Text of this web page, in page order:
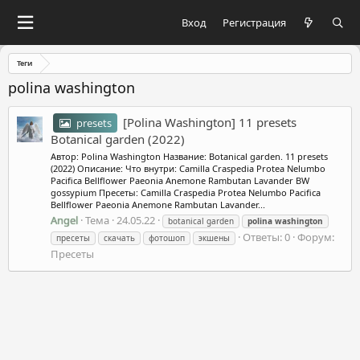
Вход Регистрация
Теги
polina washington
presets
[Polina Washington] 11 presets
Botanical garden (2022)
Автор: Polina Washington Название: Botanical garden. 11 presets
(2022) Описание: Что внутри: Camilla Craspedia Protea Nelumbo
Pacifica Bellflower Paeonia Anemone Rambutan Lavander BW
gossypium Пресеты: Camilla Craspedia Protea Nelumbo Pacifica
Bellflower Paeonia Anemone Rambutan Lavander...
Angel Тема 24.05.22 botanical garden polina washington
пресеты
скачать фотошоп экшены Ответы: 0 Форум:
Пресеты